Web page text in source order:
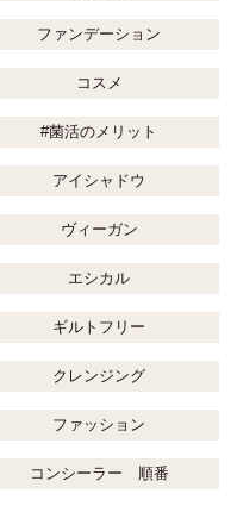
ファンデーション
コスメ
#菌活のメリット
アイシャドウ
ヴィーガン
エシカル
ギルトフリー
クレンジング
ファッション
コンシーラー 順番